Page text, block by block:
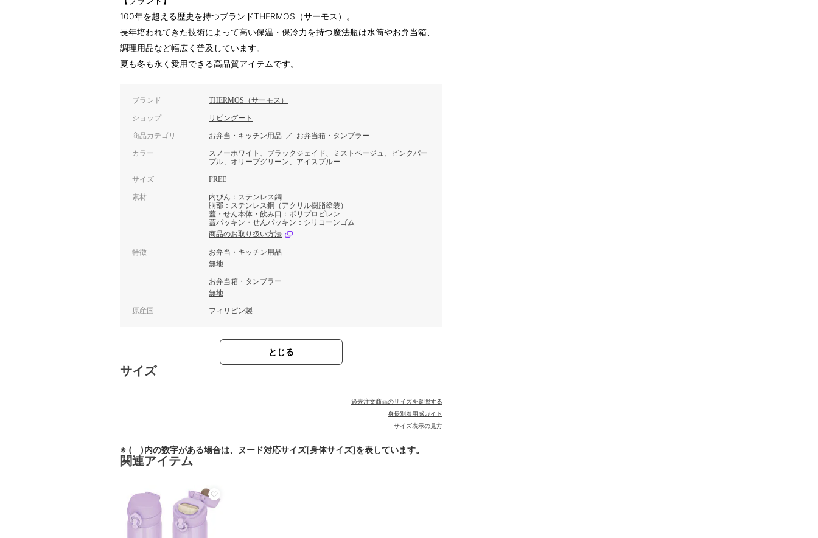
100年を超える歴史を持つブランドTHERMOS（サーモス）。
長年培われてきた技術によって高い保温・保冷力を持つ魔法瓶は水筒やお弁当箱、
調理用品など幅広く普及しています。
夏も冬も永く愛用できる高品質アイテムです。
ブランド THERMOS（サーモス）
ショップ リビングート
商品カテゴリ お弁当・キッチン用品 ／ お弁当箱・タンブラー
カラー
スノーホワイト、ブラックジェイド、ミストベージュ、ピンクパー
プル、オリーブグリーン、アイスブルー
サイズ FREE
素材
内びん：ステンレス鋼
胴部：ステンレス鋼（アクリル樹脂塗装）
蓋・せん本体・飲み口：ポリプロピレン
蓋パッキン・せんパッキン：シリコーンゴム
商品のお取り扱い方法
特徴
お弁当・キッチン用品
無地
お弁当箱・タンブラー
無地
原産国 フィリピン製
とじる
サイズ
過去注文商品のサイズを参照する
身長別着用感ガイド
サイズ表示の見方
※ ( )内の数字がある場合は、ヌード対応サイズ[身体サイズ]を表しています。
関連アイテム